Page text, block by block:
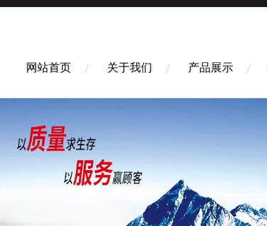
网站首页 关于我们 产品展示